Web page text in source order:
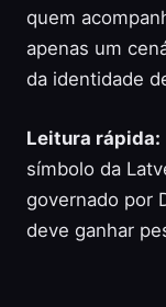
quem
apenas um
da identidade
Leitura rápida:
símbolo da
governado por
deve ganhar